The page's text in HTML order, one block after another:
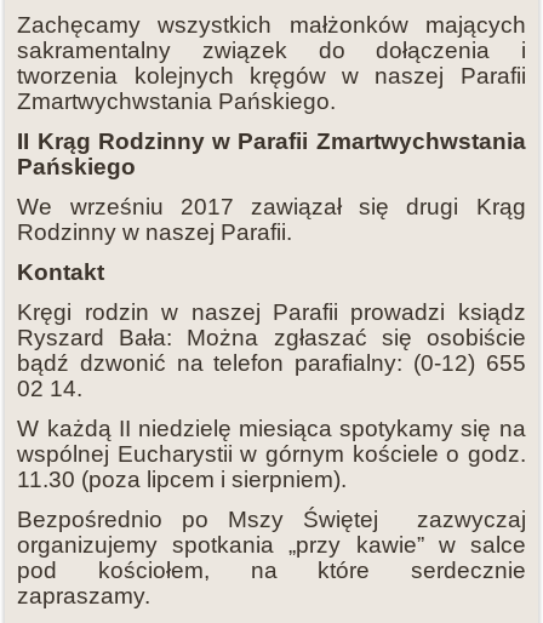
Zachęcamy wszystkich małżonków mających
sakramentalny związek do dołączenia i
tworzenia kolejnych kręgów w naszej Parafii
Zmartwychwstania Pańskiego.
II Krąg Rodzinny w Parafii Zmartwychwstania
Pańskiego
We wrześniu 2017 zawiązał się drugi Krąg
Rodzinny w naszej Parafii.
Kontakt
Kręgi rodzin w naszej Parafii prowadzi ksiądz
Ryszard Bała: Można zgłaszać się osobiście
bądź dzwonić na telefon parafialny: (0-12) 655
02 14.
W każdą II niedzielę miesiąca spotykamy się na
wspólnej Eucharystii w górnym kościele o godz.
11.30 (poza lipcem i sierpniem).
Bezpośrednio po Mszy Świętej zazwyczaj
organizujemy spotkania „przy kawie” w salce
pod kościołem, na które serdecznie
zapraszamy.